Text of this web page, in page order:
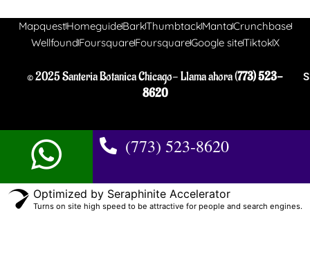
MapquestHomeguideBarkThumbtackMantaCrunchbase
WellfoundFoursquareFoursquareGoogle siteTiktokX
© 2025 Santeria Botanica Chicago- Llama ahora (773) 523-
8620
(773) 523-8620
Optimized by Seraphinite Accelerator
Turns on site high speed to be attractive for people and search engines.